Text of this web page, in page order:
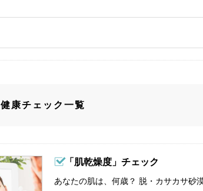
健康チェック一覧
「肌乾燥度」チェック
あなたの肌は、何歳？ 脱・カサカサ砂